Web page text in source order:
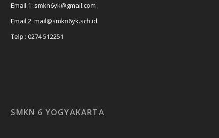
Email 1: smkn6yk@gmail.com
Email 2: mail@smkn6yk.sch.id
Telp : 0274 512251
SMKN 6 YOGYAKARTA